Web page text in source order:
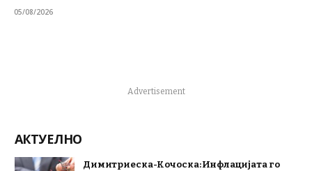
05/08/2026
Advertisement
АКТУЕЛНО
Димитриеска-Кочоска: Инфлацијата го